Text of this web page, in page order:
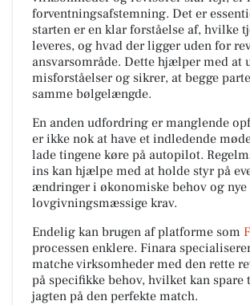
forventningsafstemning. Det er
starten er en klar forståelse af, hvilke
leveres, og hvad der ligger uden for
ansvarsområde. Dette hjælper med at
misforståelser og sikrer, at begge
samme bølgelængde.
En anden udfordring er manglende
er ikke nok at have et indledende
lade tingene køre på autopilot.
ins kan hjælpe med at holde styr på
ændringer i økonomiske behov og nye
lovgivningsmæssige krav.
Endelig kan brugen af platforme som
processen enklere. Finara
matche virksomheder med den rette
på specifikke behov, hvilket kan
jagten på den perfekte match.